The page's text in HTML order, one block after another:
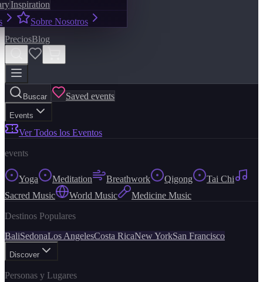
Inspiration
Sobre Nosotros
PreciosBlog
Buscar Saved events
Events
Ver Todos los Eventos
events
Yoga Meditation Breathwork Qigong
Tai Chi
Sacred Music
World Music Medicine Music
Destinos Populares
BaliSedonaLos AngelesCosta RicaNew YorkSan Francisco
Discover
Personas y Lugares